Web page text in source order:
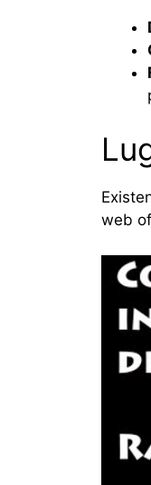
web